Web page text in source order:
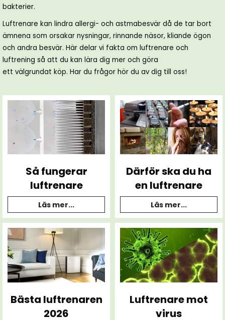
bakterier.
Luftrenare kan lindra allergi- och astmabesvär då de tar bort
ämnena som orsakar nysningar, rinnande näsor, kliande ögon
och andra besvär. Här delar vi fakta om luftrenare och
luftrening så att du kan lära dig mer och göra
ett välgrundat köp. Har du frågor hör du av dig till oss!
Så fungerar
luftrenare
Läs mer...
Därför ska du ha
en luftrenare
Läs mer...
Bästa luftrenaren
2026
Luftrenare mot
virus